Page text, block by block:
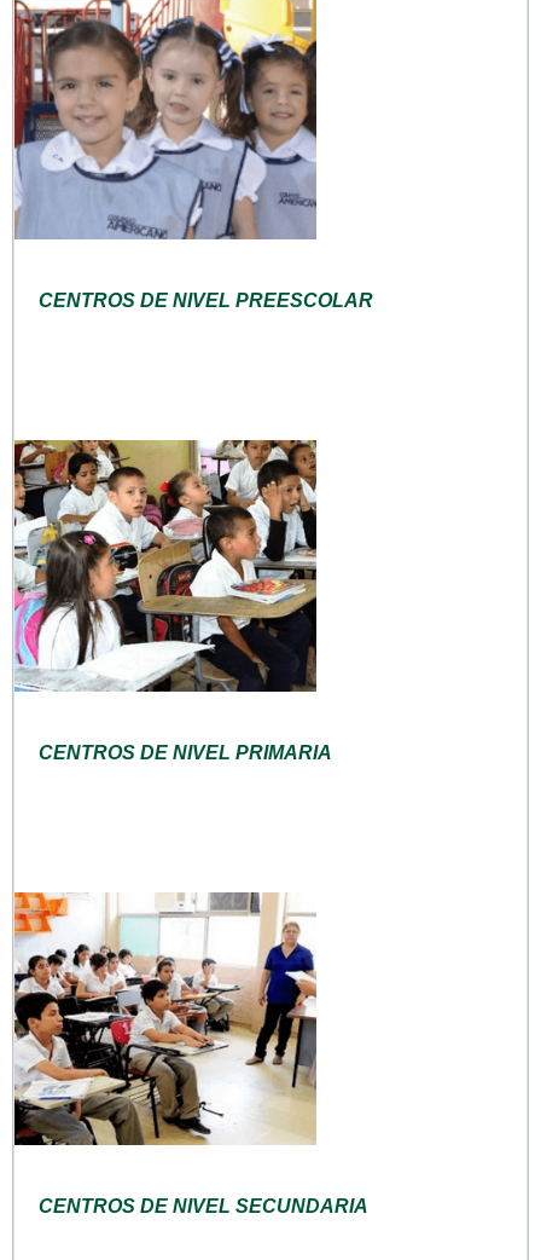
CENTROS DE NIVEL PREESCOLAR
CENTROS DE NIVEL PRIMARIA
CENTROS DE NIVEL SECUNDARIA